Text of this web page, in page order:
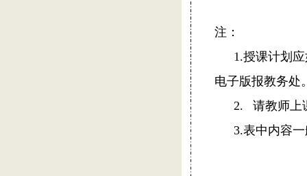
注：
1.授课计划
电子版报教务处
2.
请教师上
3.表中内容